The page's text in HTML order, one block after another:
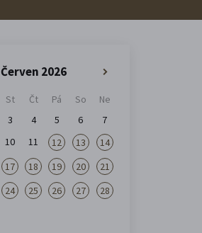
Červen 2026
St Čt Pá So
Ne
3 4 5 6
7
10 11 12 13
14
17 18 19 20
21
24 25 26 27
28